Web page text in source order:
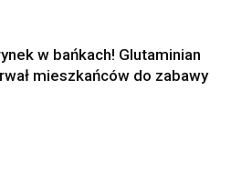
w bańkach! Glutaminian
mieszkańców do zabawy